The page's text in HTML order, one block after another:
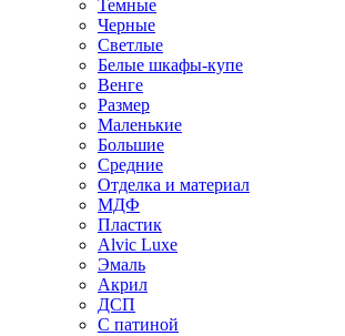
Темные
Черные
Светлые
Белые шкафы-купе
Венге
Размер
Маленькие
Большие
Средние
Отделка и материал
МДФ
Пластик
Alvic Luxe
Эмаль
Акрил
ДСП
С патиной